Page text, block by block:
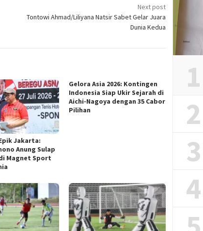
Next post
Tontowi Ahmad/Liliyana Natsir Sabet Gelar Juara
Dunia Kedua
Jakarta:
Anung Sulap
Magnet Sport
Gelora Asia 2026: Kontingen
Indonesia Siap Ukir Sejarah di
Aichi-Nagoya dengan 35 Cabor
Pilihan
1
2
3
4